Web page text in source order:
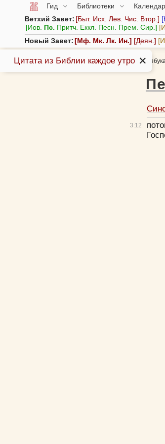
Гид Библиотеки
Ветхий Завет: Быт. Исх. Лев. Чис. Втор.
Иов. Пс. Притч. Еккл. Песн. Прем. Сир.
Новый Завет: Мф. Мк. Лк. Ин. Деян.
3:12
Цитата из Библии каждое утро ✕